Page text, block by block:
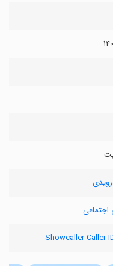
Showcaller Caller